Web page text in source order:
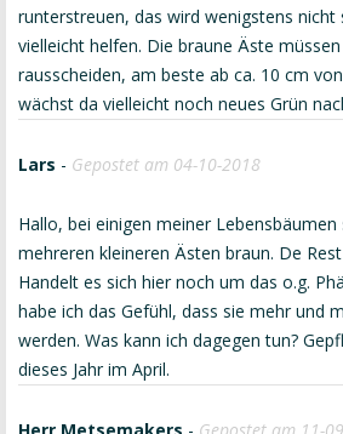
runterstreuen, das wird wenigstens nicht
vielleicht helfen. Die braune Äste
rausscheiden, am beste ab ca. 10 cm
wächst da vielleicht noch neues Grün
Lars - Gepostet am 04-10-2018
Hallo, bei einigen meiner
mehreren kleineren Ästen braun. De
Handelt es sich hier noch um das o.g.
habe ich das Gefühl, dass sie mehr und
werden. Was kann ich dagegen tun?
dieses Jahr im April.